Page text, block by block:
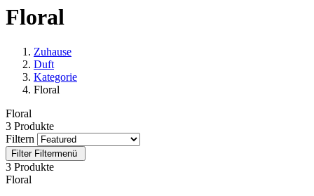
Floral
Zuhause
Duft
Kategorie
Floral
Floral
3 Produkte
Filtern
Filter Filtermenü
3 Produkte
Floral